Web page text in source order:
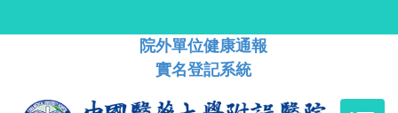
院外單位健康通報
實名登記系統